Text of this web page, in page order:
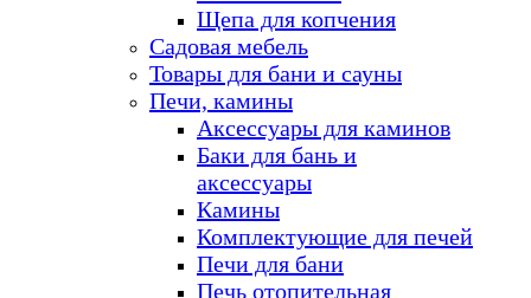
Щепа для копчения
Садовая мебель
Товары для бани и сауны
Печи, камины
Аксессуары для каминов
Баки для бань и
аксессуары
Камины
Комплектующие для печей
Печи для бани
Печь отопительная